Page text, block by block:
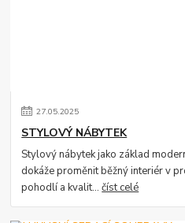
27.05.2025
STYLOVÝ NÁBYTEK
Stylový nábytek jako základ
dokáže proměnit běžný interiér v
pohodlí a kvalit...číst celé